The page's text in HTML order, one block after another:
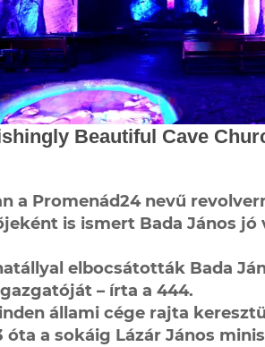
a Promenád24 nevű
is ismert Bada János jó
elbocsátották Bada
– írta a 444.
állami cége rajta
óta a sokáig Lázár János